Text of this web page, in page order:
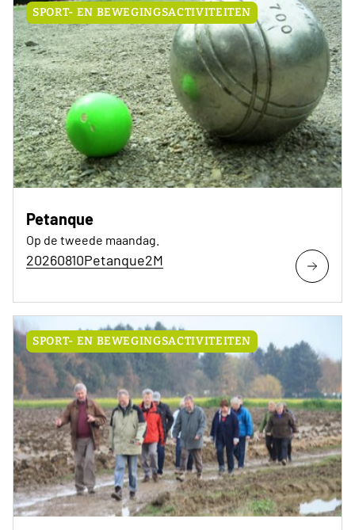
SPORT- EN BEWEGINGSACTIVITEITEN
Petanque
Op de tweede maandag.
20260810Petanque2M
SPORT- EN BEWEGINGSACTIVITEITEN